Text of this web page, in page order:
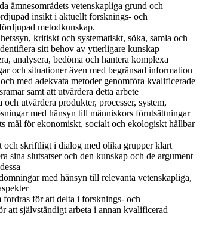
ämnesområdets vetenskapliga grund och
insikt i aktuellt forsknings- och
metodkunskap.
kritiskt och systematiskt, söka, samla och
sitt behov av ytterligare kunskap
analysera, bedöma och hantera komplexa
och situationer även med begränsad information
med adekvata metoder genomföra kvalificerade
samt att utvärdera detta arbete
utvärdera produkter, processer, system,
med hänsyn till människors förutsättningar
mål för ekonomiskt, socialt och ekologiskt hållbar
och skriftligt i dialog med olika grupper klart
sina slutsatser och den kunskap och de argument
med hänsyn till relevanta vetenskapliga,
fordras för att delta i forsknings- och
att självständigt arbeta i annan kvalificerad